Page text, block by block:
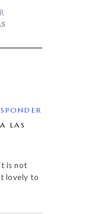
LAS
is not
lovely to